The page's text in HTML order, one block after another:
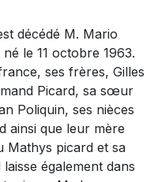
décédé M. Mario
le 11 octobre 1963.
ses frères, Gilles
Picard, sa sœur
Poliquin, ses nièces
ainsi que leur mère
Mathys picard et sa
également dans